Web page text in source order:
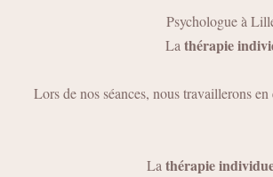
Psychologue à
La thérapie
Lors de nos séances, nous travaillerons
La thérapie